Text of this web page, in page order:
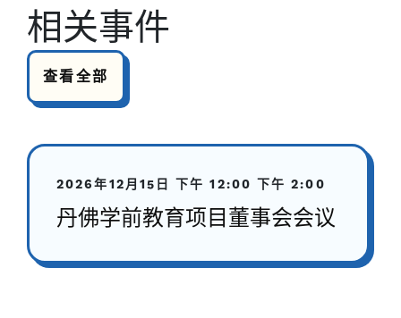
相关事件
查看全部
2026年12月15日 下午 12:00 下午 2:00
丹佛学前教育项目董事会会议